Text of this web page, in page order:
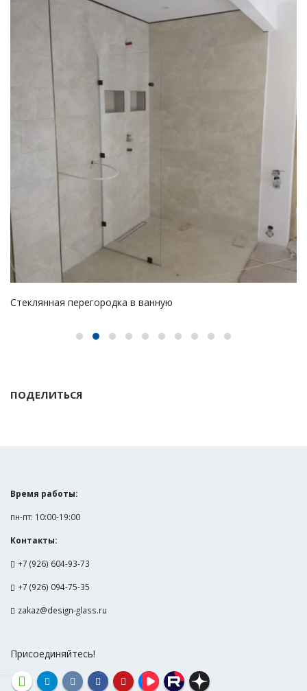
Стеклянная перегородка на ванную
ПОДЕЛИТЬСЯ
Время работы:
пн-пт: 10:00-19:00
Контакты:
+7 (926) 604-93-73
+7 (926) 094-75-35
zakaz@design-glass.ru
Присоединяйтесь!